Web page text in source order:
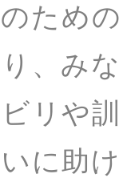
ため
、み
リや
に助